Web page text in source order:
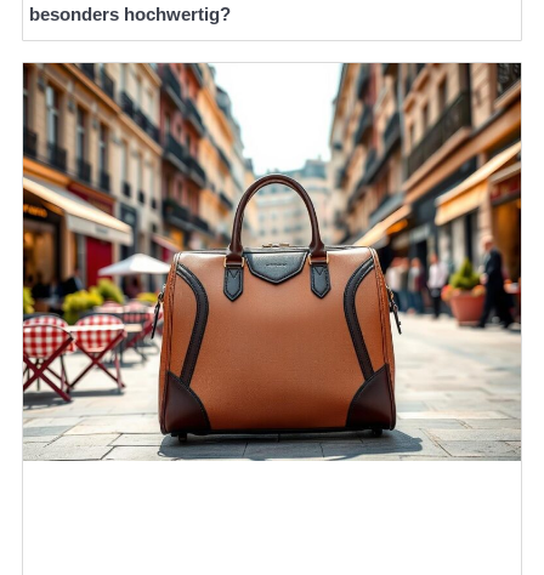
besonders hochwertig?